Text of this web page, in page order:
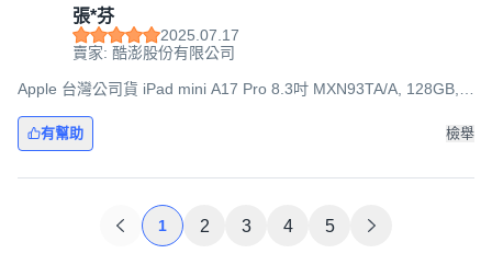
張*芬
2025.07.17
賣家: 酷澎股份有限公司
Apple 台灣公司貨 iPad mini A17 Pro 8.3吋 MXN93TA/A, 128GB,
有幫助 檢舉
1 2 3 4 5